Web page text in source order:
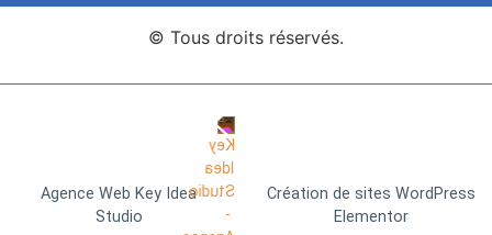
© Tous droits réservés.
Agence Web Key Idea
Studio
Création de sites WordPress
Elementor